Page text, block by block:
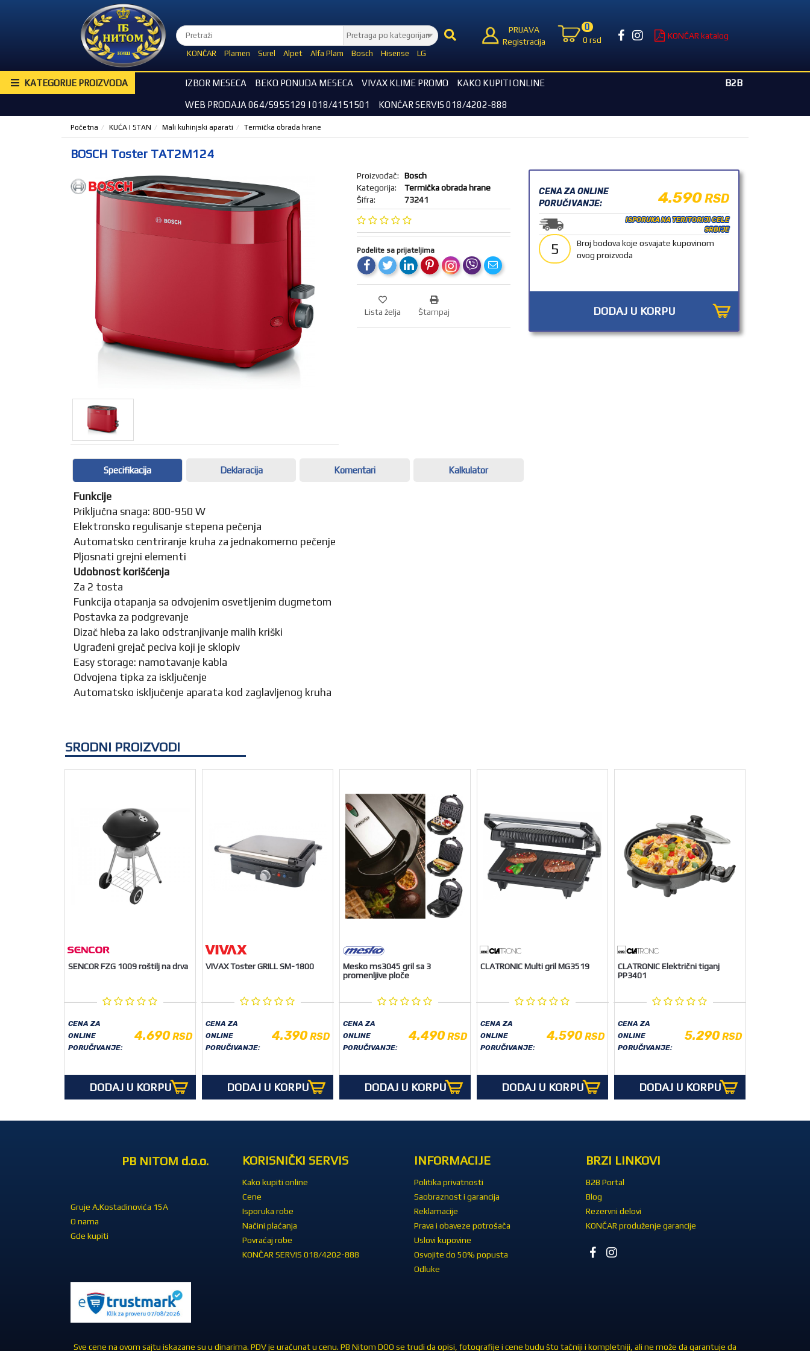
KONČAR Plamen Surel Alpet Alfa Plam Bosch Hisense LG
PRIJAVA
Registracija
0
0 rsd KONČAR katalog
KATEGORIJE PROIZVODA IZBOR MESECA BEKO PONUDA MESECA VIVAX KLIME PROMO KAKO KUPITI ONLINE
WEB PRODAJA 064/5955129 I 018/4151501 KONČAR SERVIS 018/4202-888
B2B
Početna KUĆA I STAN Mali kuhinjski aparati Termička obrada hrane
BOSCH Toster TAT2M124
Proizvođač:
Bosch
Kategorija:
Termička obrada hrane
Šifra:
73241
Podelite sa prijateljima
Lista želja Štampaj
CENA ZA ONLINE
PORUČIVANJE:
4.590RSD
ISPORUKA NA TERITORIJI CELE
SRBIJE
5
Broj bodova koje osvajate kupovinom
ovog proizvoda
DODAJ U KORPU
Specifikacija Deklaracija Komentari Kalkulator
Funkcije
Priključna snaga: 800-950 W
Elektronsko regulisanje stepena pečenja
Automatsko centriranje kruha za jednakomerno pečenje
Pljosnati grejni elementi
Udobnost korišćenja
Za 2 tosta
Funkcija otapanja sa odvojenim osvetljenim dugmetom
Postavka za podgrevanje
Dizač hleba za lako odstranjivanje malih kriški
Ugrađeni grejač peciva koji je sklopiv
Easy storage: namotavanje kabla
Odvojena tipka za isključenje
Automatsko isključenje aparata kod zaglavljenog kruha
SRODNI PROIZVODI
SENCOR FZG 1009 roštilj na drva
CENA ZA
ONLINE
PORUČIVANJE:
4.690RSD
DODAJ U KORPU
VIVAX Toster GRILL SM-1800
CENA ZA
ONLINE
PORUČIVANJE:
4.390RSD
DODAJ U KORPU
Mesko ms3045 gril sa 3
promenljive ploče
CENA ZA
ONLINE
PORUČIVANJE:
4.490RSD
DODAJ U KORPU
CLATRONIC Multi gril MG3519
CENA ZA
ONLINE
PORUČIVANJE:
4.590RSD
DODAJ U KORPU
CLATRONIC Električni tiganj
PP3401
CENA ZA
ONLINE
PORUČIVANJE:
5.290RSD
DODAJ U KORPU
PB NITOM d.o.o.
Gruje A.Kostadinovića 15A
O nama
Gde kupiti
KORISNIČKI SERVIS
Kako kupiti online
Cene
Isporuka robe
Načini plaćanja
Povraćaj robe
KONČAR SERVIS 018/4202-888
INFORMACIJE
Politika privatnosti
Saobraznost i garancija
Reklamacije
Prava i obaveze potrošača
Uslovi kupovine
Osvojite do 50% popusta
Odluke
BRZI LINKOVI
B2B Portal
Blog
Rezervni delovi
KONČAR produženje garancije
Sve cene na ovom sajtu iskazane su u dinarima. PDV je uračunat u cenu. PB Nitom DOO se trudi da opisi, fotografije i cene budu što tačniji i kompletniji, ali ne može da garantuje da